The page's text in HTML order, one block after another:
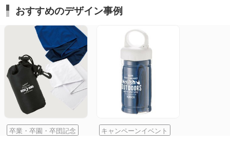
おすすめのデザイン事例
卒業・卒園・卒団記念 キャンペーンイベント